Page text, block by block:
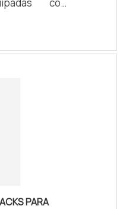
no
a diferentes
PARA